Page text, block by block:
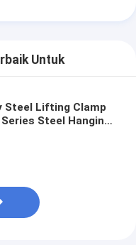
Untuk
Steel Lifting Clamp
Series Steel Hanging